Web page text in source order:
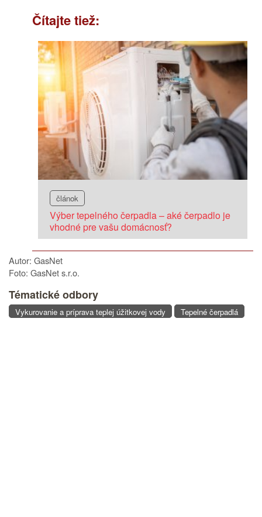
Čítajte tiež:
článok
Výber tepelného čerpadla – aké čerpadlo je
vhodné pre vašu domácnosť?
Autor: GasNet
Foto: GasNet s.r.o.
Tématické odbory
Vykurovanie a príprava teplej úžitkovej vody Tepelné čerpadlá